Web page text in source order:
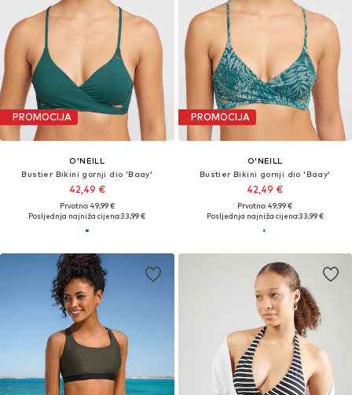
PROMOCIJA
O'NEILL
Bustier Bikini gornji dio 'Baay'
42,49 €
Prvotno: 49,99 €
Posljednja najniža cijena:33,99 €
PROMOCIJA
O'NEILL
Bustier Bikini gornji dio 'Baay'
42,49 €
Prvotno: 49,99 €
Posljednja najniža cijena:33,99 €